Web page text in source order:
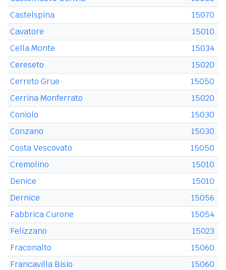
Castelspina
15070
Cavatore
15010
Cella Monte
15034
Cereseto
15020
Cerreto Grue
15050
Cerrina Monferrato
15020
Coniolo
15030
Conzano
15030
Costa Vescovato
15050
Cremolino
15010
Denice
15010
Dernice
15056
Fabbrica Curone
15054
Felizzano
15023
Fraconalto
15060
Francavilla Bisio
15060